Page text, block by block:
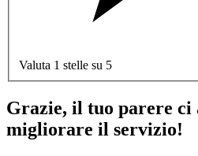
Valuta 1 stelle su 5
Grazie, il tuo parere ci
migliorare il servizio!